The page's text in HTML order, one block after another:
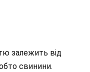
залежить від
свинини.